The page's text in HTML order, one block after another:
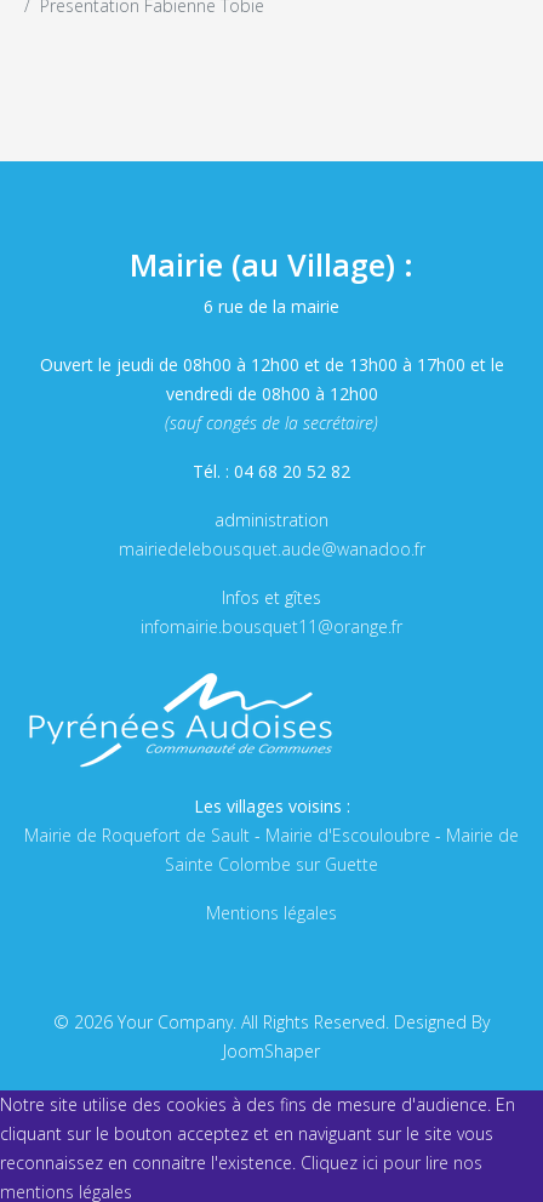
Presentation Fabienne Tobie
Mairie (au Village) :
6 rue de la mairie
Ouvert le jeudi de 08h00 à 12h00 et de 13h00 à 17h00 et le
vendredi de 08h00 à 12h00
(sauf congés de la secrétaire)
Tél. : 04 68 20 52 82
administration
mairiedelebousquet.aude@wanadoo.fr
Infos et gîtes
infomairie.bousquet11@orange.fr
Les villages voisins :
Mairie de Roquefort de Sault - Mairie d'Escouloubre - Mairie de
Sainte Colombe sur Guette
Mentions légales
© 2026 Your Company. All Rights Reserved. Designed By
JoomShaper
Notre site utilise des cookies à des fins de mesure d'audience. En
cliquant sur le bouton acceptez et en naviguant sur le site vous
reconnaissez en connaitre l'existence. Cliquez ici pour lire nos
mentions légales